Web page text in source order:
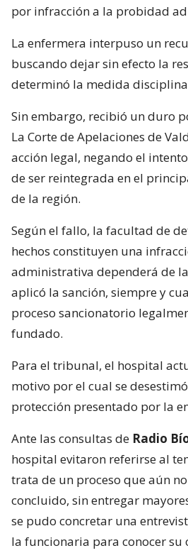
por infracción a la probidad
La enfermera interpuso un
buscando dejar sin efecto la
determinó la medida
Sin embargo, recibió un duro
La Corte de Apelaciones de
acción legal, negando el
de ser reintegrada en el
de la región.
Según el fallo, la facultad de
hechos constituyen una
administrativa dependerá de
aplicó la sanción, siempre y
proceso sancionatorio
fundado.
Para el tribunal, el hospital
motivo por el cual se
protección presentado por la
Ante las consultas de Radio
hospital evitaron referirse al
trata de un proceso que aún
concluido, sin entregar
se pudo concretar una
la funcionaria para conocer